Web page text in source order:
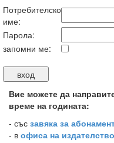
Потребителско
име:
Парола:
запомни ме:
Вие можете да
време на годината:
- със завяка за
- в офиса на